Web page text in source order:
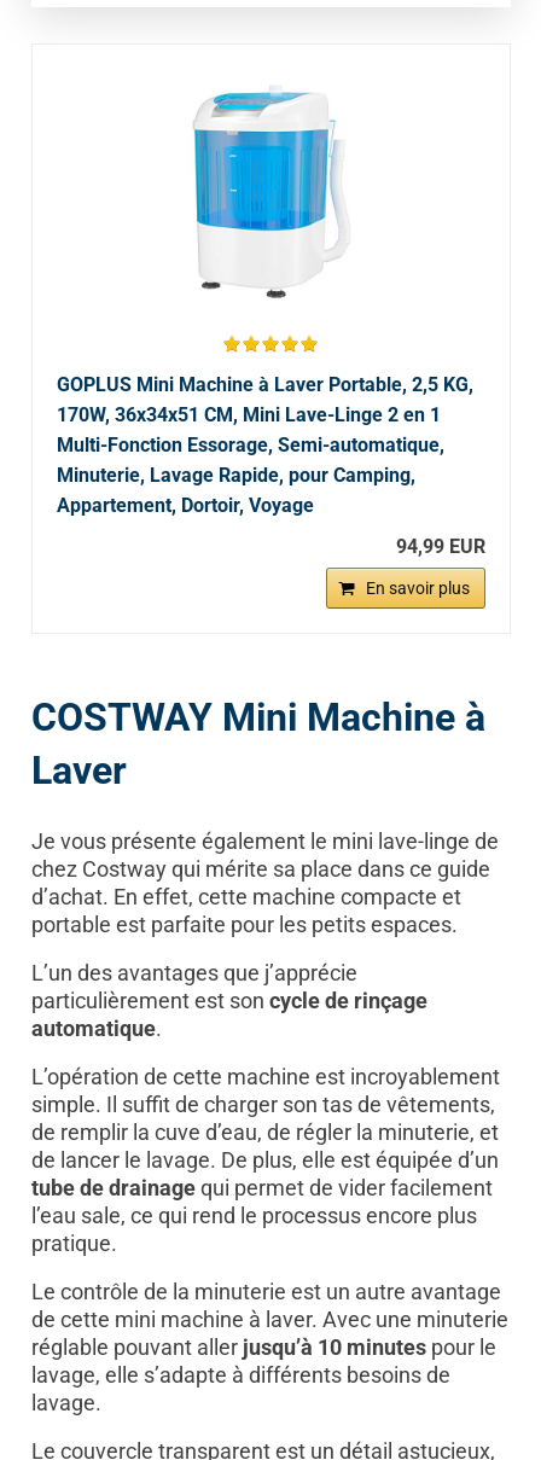
GOPLUS Mini Machine à Laver Portable, 2,5 KG,
170W, 36x34x51 CM, Mini Lave-Linge 2 en 1
Multi-Fonction Essorage, Semi-automatique,
Minuterie, Lavage Rapide, pour Camping,
Appartement, Dortoir, Voyage
94,99 EUR
En savoir plus
COSTWAY Mini Machine à
Laver
Je vous présente également le mini lave-linge de
chez Costway qui mérite sa place dans ce guide
d’achat. En effet, cette machine compacte et
portable est parfaite pour les petits espaces.
L’un des avantages que j’apprécie
particulièrement est son cycle de rinçage
automatique.
L’opération de cette machine est incroyablement
simple. Il suffit de charger son tas de vêtements,
de remplir la cuve d’eau, de régler la minuterie, et
de lancer le lavage. De plus, elle est équipée d’un
tube de drainagequi permet de vider facilement
l’eau sale, ce qui rend le processus encore plus
pratique.
Le contrôle de la minuterie est un autre avantage
de cette mini machine à laver. Avec une minuterie
réglable pouvant aller jusqu’à 10 minutespour le
lavage, elle s’adapte à différents besoins de
lavage.
Le couvercle transparent est un détail astucieux,